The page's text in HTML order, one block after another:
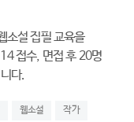
소설 집필 교육을
다.
웹소설 작가